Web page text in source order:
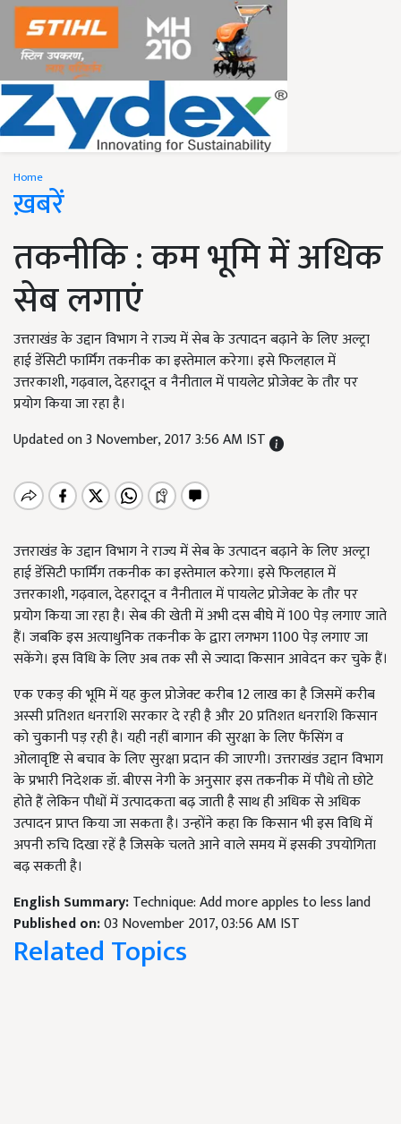
Home
ख़बरें
तकनीकि : कम भूमि में अधिक
सेब लगाएं
उत्तराखंड के उद्दान विभाग ने राज्य में सेब के उत्पादन बढ़ाने के लिए अल्ट्रा
हाई डेंसिटी फार्मिंग तकनीक का इस्तेमाल करेगा। इसे फिलहाल में
उत्तरकाशी, गढ़वाल, देहरादून व नैनीताल में पायलेट प्रोजेक्ट के तौर पर
प्रयोग किया जा रहा है।
Updated on 3 November, 2017 3:56 AM IST
उत्तराखंड के उद्दान विभाग ने राज्य में सेब के उत्पादन बढ़ाने के लिए अल्ट्रा
हाई डेंसिटी फार्मिंग तकनीक का इस्तेमाल करेगा। इसे फिलहाल में
उत्तरकाशी, गढ़वाल, देहरादून व नैनीताल में पायलेट प्रोजेक्ट के तौर पर
प्रयोग किया जा रहा है। सेब की खेती में अभी दस बीघे में 100 पेड़ लगाए जाते
हैं। जबकि इस अत्याधुनिक तकनीक के द्वारा लगभग 1100 पेड़ लगाए जा
सकेंगे। इस विधि के लिए अब तक सौ से ज्यादा किसान आवेदन कर चुके हैं।
एक एकड़ की भूमि में यह कुल प्रोजेक्ट करीब 12 लाख का है जिसमें करीब
अस्सी प्रतिशत धनराशि सरकार दे रही है और 20 प्रतिशत धनराशि किसान
को चुकानी पड़ रही है। यही नहीं बागान की सुरक्षा के लिए फैंसिंग व
ओलावृष्टि से बचाव के लिए सुरक्षा प्रदान की जाएगी। उत्तराखंड उद्दान विभाग
के प्रभारी निदेशक डॉ. बीएस नेगी के अनुसार इस तकनीक में पौधे तो छोटे
होते हैं लेकिन पौधों में उत्पादकता बढ़ जाती है साथ ही अधिक से अधिक
उत्पादन प्राप्त किया जा सकता है। उन्होंने कहा कि किसान भी इस विधि में
अपनी रुचि दिखा रहें है जिसके चलते आने वाले समय में इसकी उपयोगिता
बढ़ सकती है।
English Summary:Technique: Add more apples to less land
Published on:03 November 2017, 03:56 AM IST
Related Topics